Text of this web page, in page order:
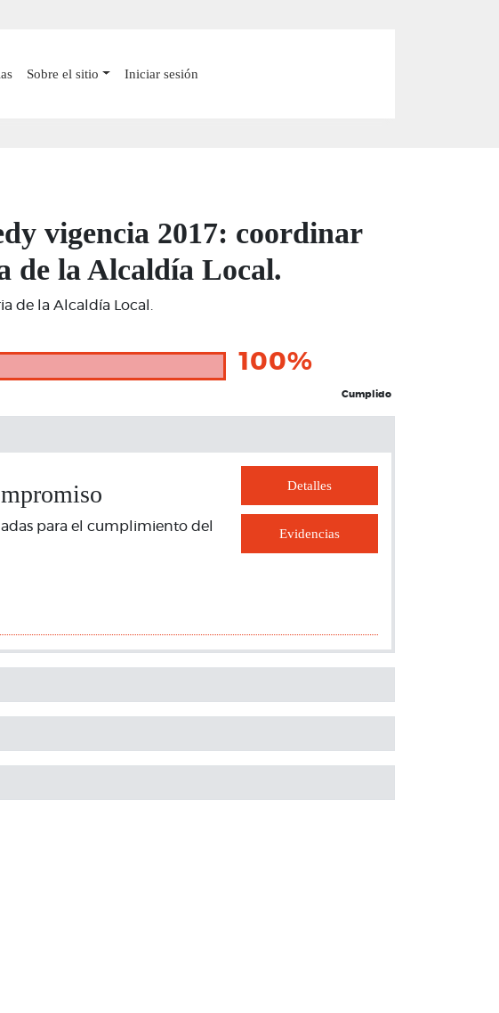
Sobre el sitio Iniciar sesión
vigencia 2017: coordinar
de la Alcaldía Local.
de la Alcaldía Local.
100%
Cumplido
para el cumplimiento del
Detalles
Evidencias